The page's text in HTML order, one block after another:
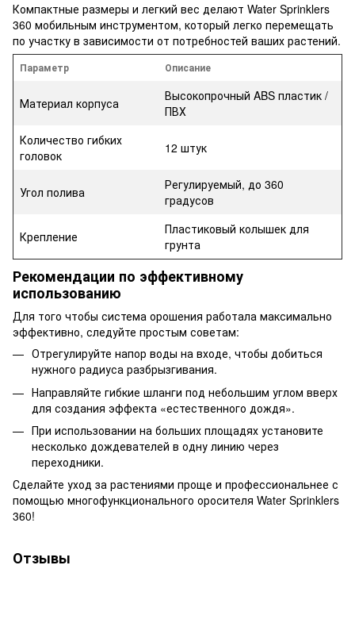
Компактные размеры и легкий вес делают Water Sprinklers
360 мобильным инструментом, который легко перемещать
по участку в зависимости от потребностей ваших растений.
Параметр Описание
Материал корпуса
Высокопрочный ABS пластик /
ПВХ
Количество гибких
головок
12 штук
Угол полива
Регулируемый, до 360
градусов
Крепление
Пластиковый колышек для
грунта
Рекомендации по эффективному
использованию
Для того чтобы система орошения работала максимально
эффективно, следуйте простым советам:
Отрегулируйте напор воды на входе, чтобы добиться
нужного радиуса разбрызгивания.
Направляйте гибкие шланги под небольшим углом вверх
для создания эффекта «естественного дождя».
При использовании на больших площадях установите
несколько дождевателей в одну линию через
переходники.
Сделайте уход за растениями проще и профессиональнее с
помощью многофункционального оросителя Water Sprinklers
360!
Отзывы